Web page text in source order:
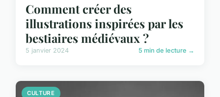
Comment créer des
illustrations inspirées par les
bestiaires médiévaux ?
5 janvier 2024 5 min de lecture →
CULTURE